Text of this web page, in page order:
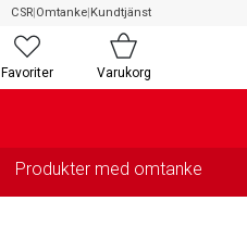
CSR|Omtanke|Kundtjänst
Favoriter Varukorg
Produkter med omtanke